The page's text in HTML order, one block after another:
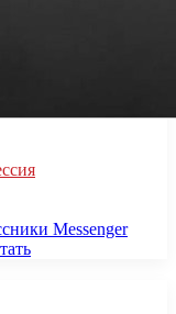
Messenger